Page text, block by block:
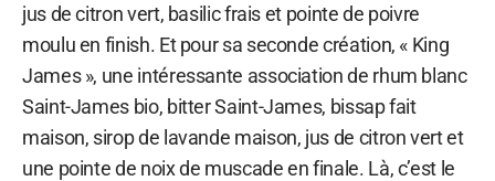
jus de citron vert, basilic frais et pointe de poivre
moulu en finish. Et pour sa seconde création, « King
James », une intéressante association de rhum blanc
Saint-James bio, bitter Saint-James, bissap fait
maison, sirop de lavande maison, jus de citron vert et
une pointe de noix de muscade en finale. Là, c’est le